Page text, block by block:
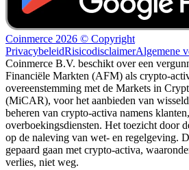
Coinmerce 2026 © Copyright
PrivacybeleidRisicodisclaimerAlgemene
Coinmerce B.V. beschikt over een
Financiële Markten (AFM) als crypto-
overeenstemming met de Markets in
(MiCAR), voor het aanbieden van
beheren van crypto-activa namens
overboekingsdiensten. Het toezicht door
op de naleving van wet- en regelgeving.
gepaard gaan met crypto-activa,
verlies, niet weg.